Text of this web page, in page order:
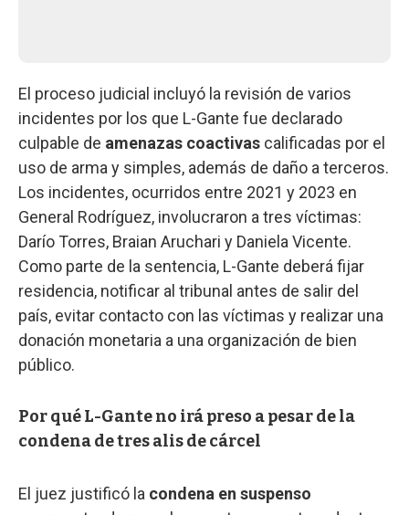
El proceso judicial incluyó la revisión de varios
incidentes por los que L-Gante fue declarado
culpable de amenazas coactivas calificadas por el
uso de arma y simples, además de daño a terceros.
Los incidentes, ocurridos entre 2021 y 2023 en
General Rodríguez, involucraron a tres víctimas:
Darío Torres, Braian Aruchari y Daniela Vicente.
Como parte de la sentencia, L-Gante deberá fijar
residencia, notificar al tribunal antes de salir del
país, evitar contacto con las víctimas y realizar una
donación monetaria a una organización de bien
público.
Por qué L-Gante no irá preso a pesar de la
condena de tres alis de cárcel
El juez justificó la condena en suspenso